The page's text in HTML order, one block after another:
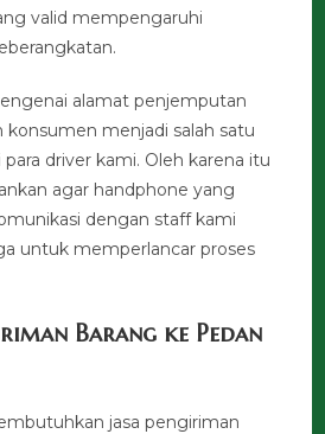
valid mempengaruhi
alamat penjemputan
konsumen menjadi salah satu
driver kami. Oleh karena itu
agar handphone yang
dengan staff kami
untuk memperlancar proses
Barang ke Pedan
jasa pengiriman